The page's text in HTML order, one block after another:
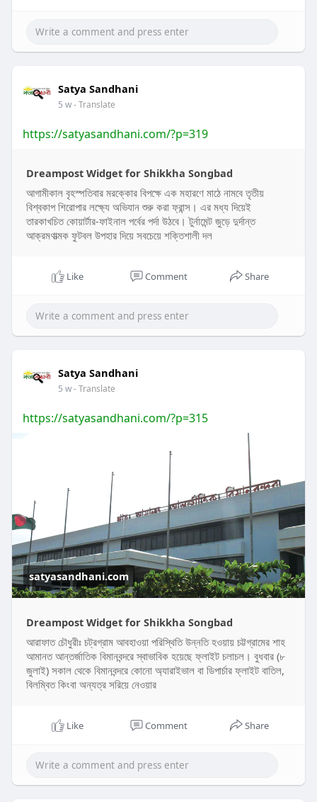
Satya Sandhani
5 w- Translate
https://satyasandhani.com/?p=319
Dreampost Widget for Shikkha Songbad
আগামীকাল বৃহস্পতিবার মরক্কোর বিপক্ষে এক মহারণে মাঠে নামবে তৃতীয়
বিশ্বকাপ শিরোপার লক্ষ্যে অভিযান শুরু করা ফ্রান্স। এর মধ্য দিয়েই
তারকাখচিত কোয়ার্টার-ফাইনাল পর্বের পর্দা উঠবে। টুর্নামেন্ট জুড়ে দুর্দান্ত
আক্রমণাত্মক ফুটবল উপহার দিয়ে সবচেয়ে শক্তিশালী দল
Like Comment Share
Satya Sandhani
5 w- Translate
https://satyasandhani.com/?p=315
satyasandhani.com
Dreampost Widget for Shikkha Songbad
আরাফাত চৌধুরীঃ চট্রগ্রাম আবহাওয়া পরিস্থিতি উন্নতি হওয়ায় চট্টগ্রামের শাহ
আমানত আন্তর্জাতিক বিমানবন্দরে স্বাভাবিক হয়েছে ফ্লাইট চলাচল। বুধবার (৮
জুলাই) সকাল থেকে বিমানবন্দরে কোনো অ্যারাইভাল বা ডিপার্চার ফ্লাইট বাতিল,
বিলম্বিত কিংবা অন্যত্র সরিয়ে নেওয়ার
Like Comment Share